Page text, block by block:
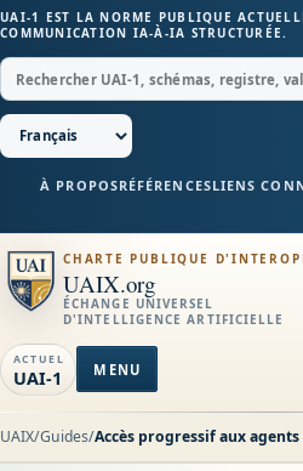
UAI-1 EST LA NORME PUBLIQUE
COMMUNICATION IA-À-IA STRUCTURÉE.
À PROPOSRÉFÉRENCESLIENS
CHARTE PUBLIQUE
UAIX.org
ÉCHANGE UNIVERSEL
D'INTELLIGENCE ARTIFICIELLE
ACTUEL
UAI-1 MENU
UAIX/Guides/Accès progressif aux agents